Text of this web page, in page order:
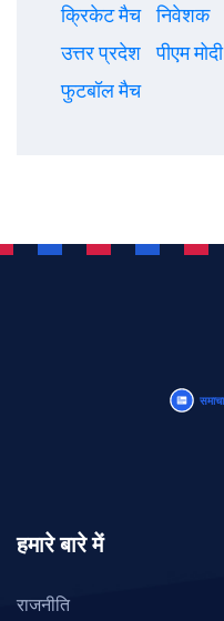
क्रिकेट मैच
निवेशक
उत्तर प्रदेश
पीएम मोदी
फुटबॉल मैच
हमारे बारे में
राजनीति